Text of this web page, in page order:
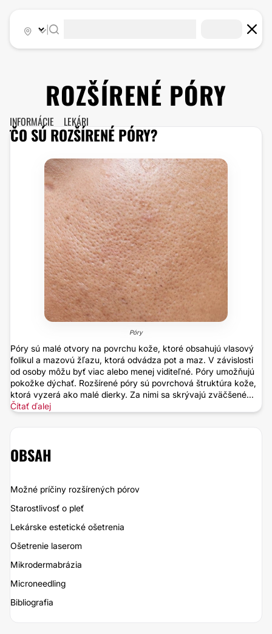
ROZŠÍRENÉ PÓRY
INFORMÁCIE LEKÁRI
ČO SÚ ROZŠÍRENÉ PÓRY?
Póry
Póry sú malé otvory na povrchu kože, ktoré obsahujú vlasový
folikul a mazovú žľazu, ktorá odvádza pot a maz. V závislosti
od osoby môžu byť viac alebo menej viditeľné. Póry umožňujú
pokožke dýchať. Rozšírené póry sú povrchová štruktúra kože,
ktorá vyzerá ako malé dierky. Za nimi sa skrývajú zväčšené...
Čítať ďalej
OBSAH
Možné príčiny rozšírených pórov
Starostlivosť o pleť
Lekárske estetické ošetrenia
Ošetrenie laserom
Mikrodermabrázia
Microneedling
Bibliografia